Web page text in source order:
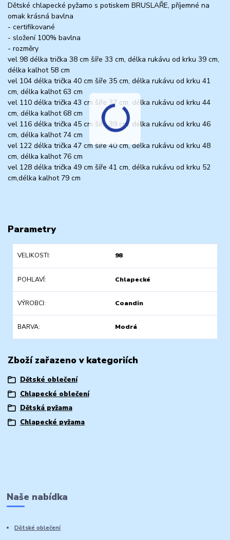
Dětské chlapecké pyžamo s potiskem BRUSLAŘE, příjemné na
omak krásná bavlna
- certifikované
- složení 100% bavlna
- rozměry
vel 98 délka trička 38 cm šíře 33 cm, délka rukávu od krku 39 cm,
délka kalhot 58 cm
vel 104 délka trička 40 cm šíře 35 cm, délka rukávu od krku 41
cm, délka kalhot 63 cm
vel 110 délka trička 43 cm šíře 37 cm, délka rukávu od krku 44
cm, délka kalhot 68 cm
vel 116 délka trička 45 cm šíře 39 cm, délka rukávu od krku 46
cm, délka kalhot 74 cm
vel 122 délka trička 47 cm šíře 40 cm, délka rukávu od krku 48
cm, délka kalhot 76 cm
vel 128 délka trička 49 cm šíře 41 cm, délka rukávu od krku 52
cm,délka kalhot 79 cm
Parametry
VELIKOSTI 98
POHLAVÍ Chlapecké
VÝROBCI Coandin
BARVA Modrá
Zboží zařazeno v kategoriích
Dětské oblečení
Chlapecké oblečení
Dětská pyžama
Chlapecké pyžama
Naše nabídka
Dětské oblečení